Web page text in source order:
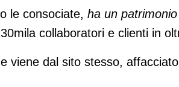
le consociate, ha un
collaboratori e clienti in
viene dal sito stesso, affacciato